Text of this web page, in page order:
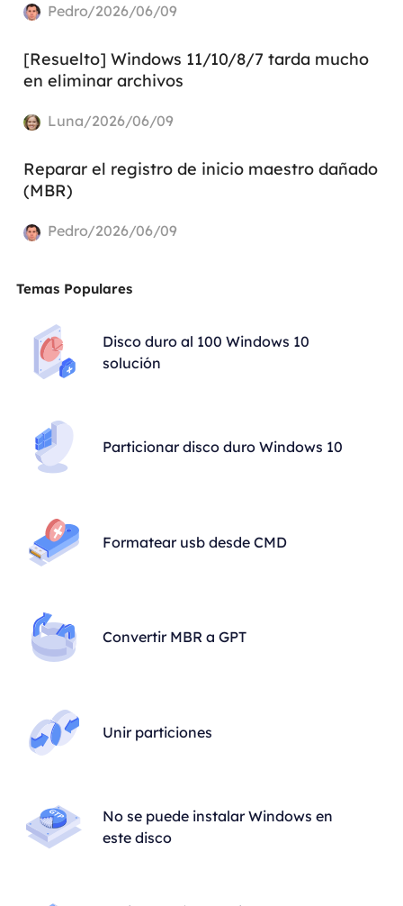
Pedro/2026/06/09
[Resuelto] Windows 11/10/8/7 tarda mucho
en eliminar archivos
Luna/2026/06/09
Reparar el registro de inicio maestro dañado
(MBR)
Pedro/2026/06/09
Temas Populares
Disco duro al 100 Windows 10
solución
Particionar disco duro Windows 10
Formatear usb desde CMD
Convertir MBR a GPT
Unir particiones
No se puede instalar Windows en
este disco